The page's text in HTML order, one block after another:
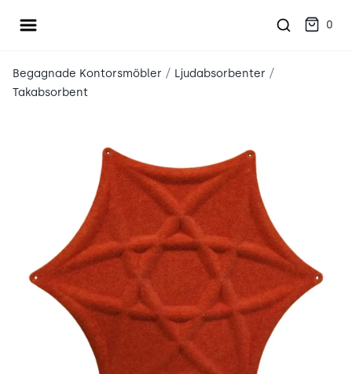
Öppna meny 0
Begagnade Kontorsmöbler / Ljudabsorbenter /
Takabsorbent